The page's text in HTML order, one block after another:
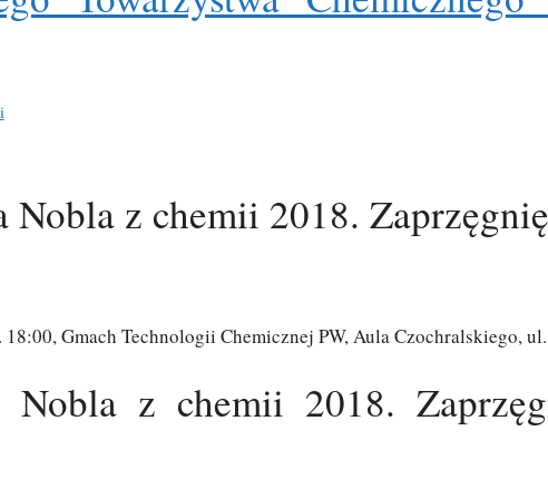
Nobla z chemii 2018.
18:00, Gmach Technologii Chemicznej PW, Aula Czochralskiego,
Nobla z chemii 2018.